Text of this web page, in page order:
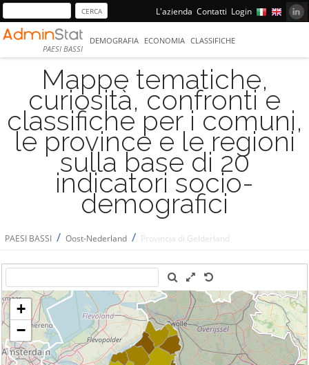
L'azienda Contatti Login
PAESI BASSI
DEMOGRAFIA ECONOMIA CLASSIFICHE
Mappe tematiche,
curiosità, confronti e
classifiche per i comuni,
le province e le regioni
sulla base di 20
indicatori socio-
demografici
PAESI BASSI / Oost-Nederland / Provincia di Gelderland